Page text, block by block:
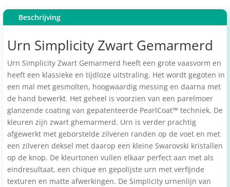
Beschrijving
Urn Simplicity Zwart Gemarmerd
Urn Simplicity Zwart Gemarmerd heeft een grote vaasvorm en
heeft een klassieke en tijdloze uitstraling. Het wordt gegoten in
een mal met gesmolten, hoogwaardig messing en daarna met
de hand bewerkt. Het geheel is voorzien van een parelmoer
glanzende coating van gepatenteerde PearlCoat™ techniek. De
kleuren zijn zwart ghemarmerd. Urn is verder prachtig
afgewerkt met geborstelde zilveren randen op de voet en met
een zilveren deksel met daarop een kleine Swarovski kristallen
op de knop. De kleurtonen vullen elkaar perfect aan met als
eindresultaat, een chique en gepolijste urn met verfijnde
texturen en matte afwerkingen. De Simplicity urnenlijn van